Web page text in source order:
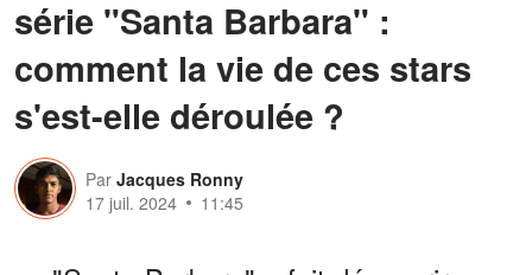
série "Santa Barbara" :
comment la vie de ces stars
s'est-elle déroulée ?
Par Jacques Ronny
17 juil. 2024
11:45